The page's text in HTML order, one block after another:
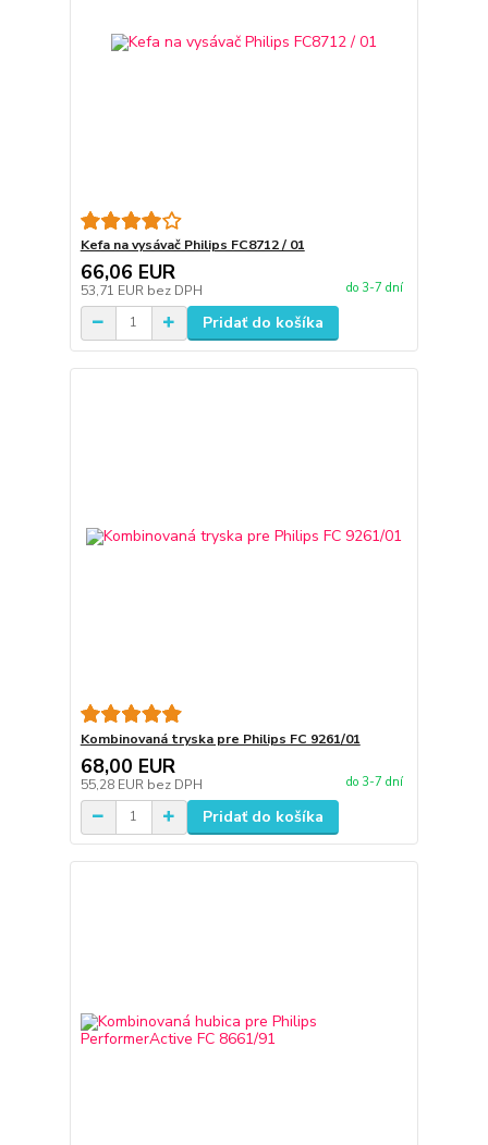
Kefa na vysávač Philips FC8712 / 01
66,06 EUR
53,71 EUR bez DPH do 3-7 dní
Pridať do košíka
Kombinovaná tryska pre Philips FC 9261/01
68,00 EUR
55,28 EUR bez DPH do 3-7 dní
Pridať do košíka